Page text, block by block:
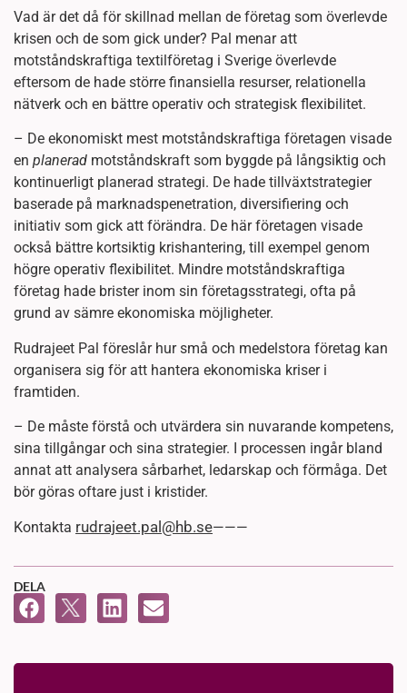
Vad är det då för skillnad mellan de företag som överlevde
krisen och de som gick under? Pal menar att
motståndskraftiga textilföretag i Sverige överlevde
eftersom de hade större finansiella resurser, relationella
nätverk och en bättre operativ och strategisk flexibilitet.
– De ekonomiskt mest motståndskraftiga företagen visade
en planerad motståndskraft som byggde på långsiktig och
kontinuerligt planerad strategi. De hade tillväxtstrategier
baserade på marknadspenetration, diversifiering och
initiativ som gick att förändra. De här företagen visade
också bättre kortsiktig krishantering, till exempel genom
högre operativ flexibilitet. Mindre motståndskraftiga
företag hade brister inom sin företagsstrategi, ofta på
grund av sämre ekonomiska möjligheter.
Rudrajeet Pal föreslår hur små och medelstora företag kan
organisera sig för att hantera ekonomiska kriser i
framtiden.
– De måste förstå och utvärdera sin nuvarande kompetens,
sina tillgångar och sina strategier. I processen ingår bland
annat att analysera sårbarhet, ledarskap och förmåga. Det
bör göras oftare just i kristider.
Kontakta rudrajeet.pal@hb.se———
DELA